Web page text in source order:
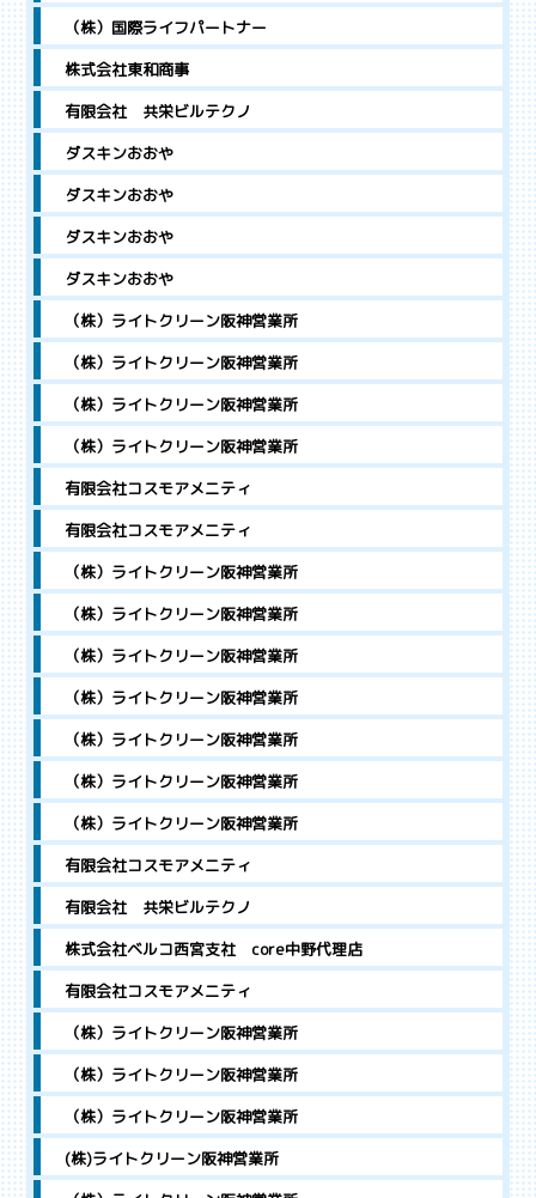
（株）国際ライフパートナー
株式会社東和商事
有限会社 共栄ビルテクノ
ダスキンおおや
ダスキンおおや
ダスキンおおや
ダスキンおおや
（株）ライトクリーン阪神営業所
（株）ライトクリーン阪神営業所
（株）ライトクリーン阪神営業所
（株）ライトクリーン阪神営業所
有限会社コスモアメニティ
有限会社コスモアメニティ
（株）ライトクリーン阪神営業所
（株）ライトクリーン阪神営業所
（株）ライトクリーン阪神営業所
（株）ライトクリーン阪神営業所
（株）ライトクリーン阪神営業所
（株）ライトクリーン阪神営業所
（株）ライトクリーン阪神営業所
有限会社コスモアメニティ
有限会社 共栄ビルテクノ
株式会社ベルコ西宮支社 core中野代理店
有限会社コスモアメニティ
（株）ライトクリーン阪神営業所
（株）ライトクリーン阪神営業所
（株）ライトクリーン阪神営業所
(株)ライトクリーン阪神営業所